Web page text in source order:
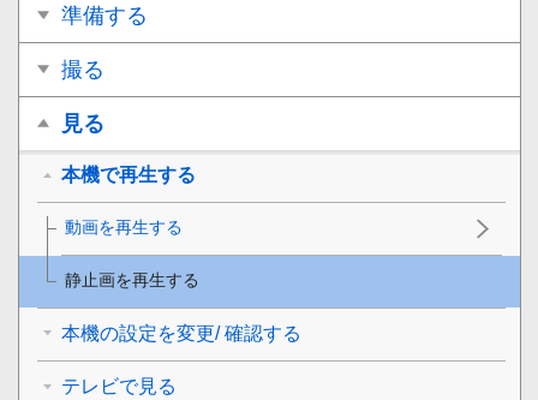
準備する
撮る
見る
本機で再生する
動画を再生する
静止画を再生する
本機の設定を変更/ 確認する
テレビで見る